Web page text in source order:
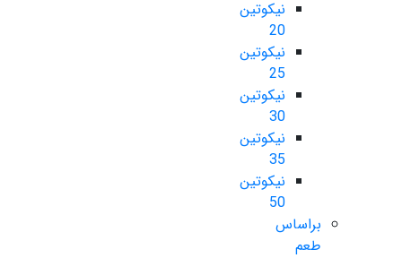
نیکوتین
20
نیکوتین
25
نیکوتین
30
نیکوتین
35
نیکوتین
50
براساس
طعم